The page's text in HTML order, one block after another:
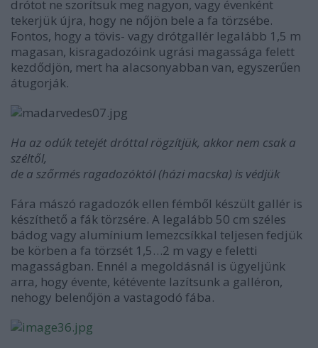
drótot ne szorítsuk meg nagyon, vagy évenként
tekerjük újra, hogy ne nőjön bele a fa törzsébe.
Fontos, hogy a tövis- vagy drótgallér legalább 1,5 m
magasan, kisragadozóink ugrási magassága felett
kezdődjön, mert ha alacsonyabban van, egyszerűen
átugorják.
Ha az odúk tetejét dróttal rögzítjük, akkor nem csak a
széltől,
de a szőrmés ragadozóktól (házi macska) is védjük
Fára mászó ragadozók ellen fémből készült gallér is
készíthető a fák törzsére. A legalább 50 cm széles
bádog vagy alumínium lemezcsíkkal teljesen fedjük
be körben a fa törzsét 1,5…2 m vagy e feletti
magasságban. Ennél a megoldásnál is ügyeljünk
arra, hogy évente, kétévente lazítsunk a galléron,
nehogy belenőjön a vastagodó fába.